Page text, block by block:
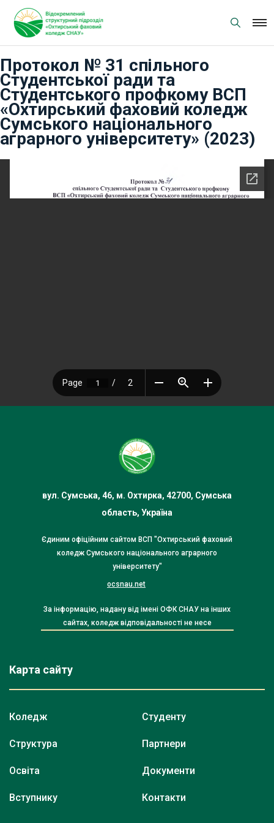
content
Протокол № 31 спільного
Студентської ради та
Студентського профкому ВСП
«Охтирський фаховий коледж
Сумського національного
аграрного університету» (2023)
вул. Сумська, 46, м. Охтирка, 42700, Сумська
область, Україна
Єдиним офіційним сайтом ВСП "Охтирський фаховий
коледж Сумського національного аграрного
університету"
ocsnau.net
За інформацію, надану від імені ОФК СНАУ на інших
сайтах, коледж відповідальності не несе
Карта сайту
Коледж
Структура
Освіта
Вступнику
Студенту
Партнери
Документи
Контакти